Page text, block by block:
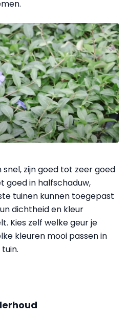
zijn goed tot zeer goed
goed in halfschaduw,
tuinen kunnen toegepast
dichtheid en kleur
Kies zelf welke geur je
kleuren mooi passen in